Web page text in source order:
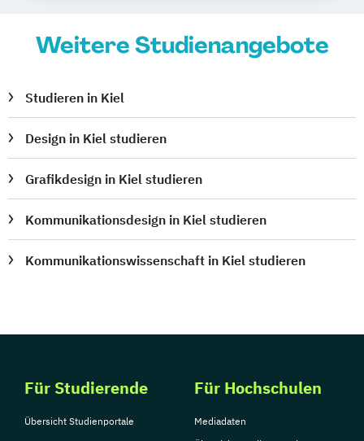
Weitere Studienangebote
Studieren in Kiel
Design in Kiel studieren
Grafikdesign in Kiel studieren
Kommunikationsdesign in Kiel studieren
Kommunikationswissenschaft in Kiel studieren
Für Studierende
Übersicht Studienportale
Für Hochschulen
Mediadaten